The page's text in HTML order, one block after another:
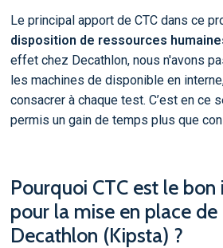
Le principal apport de CTC dans ce
disposition de ressources
effet chez Decathlon, nous n'avons
les machines de disponible en
consacrer à chaque test. C’est en ce
permis un gain de temps plus que
Pourquoi CTC est le
pour la mise en place
Decathlon (Kipsta) ?